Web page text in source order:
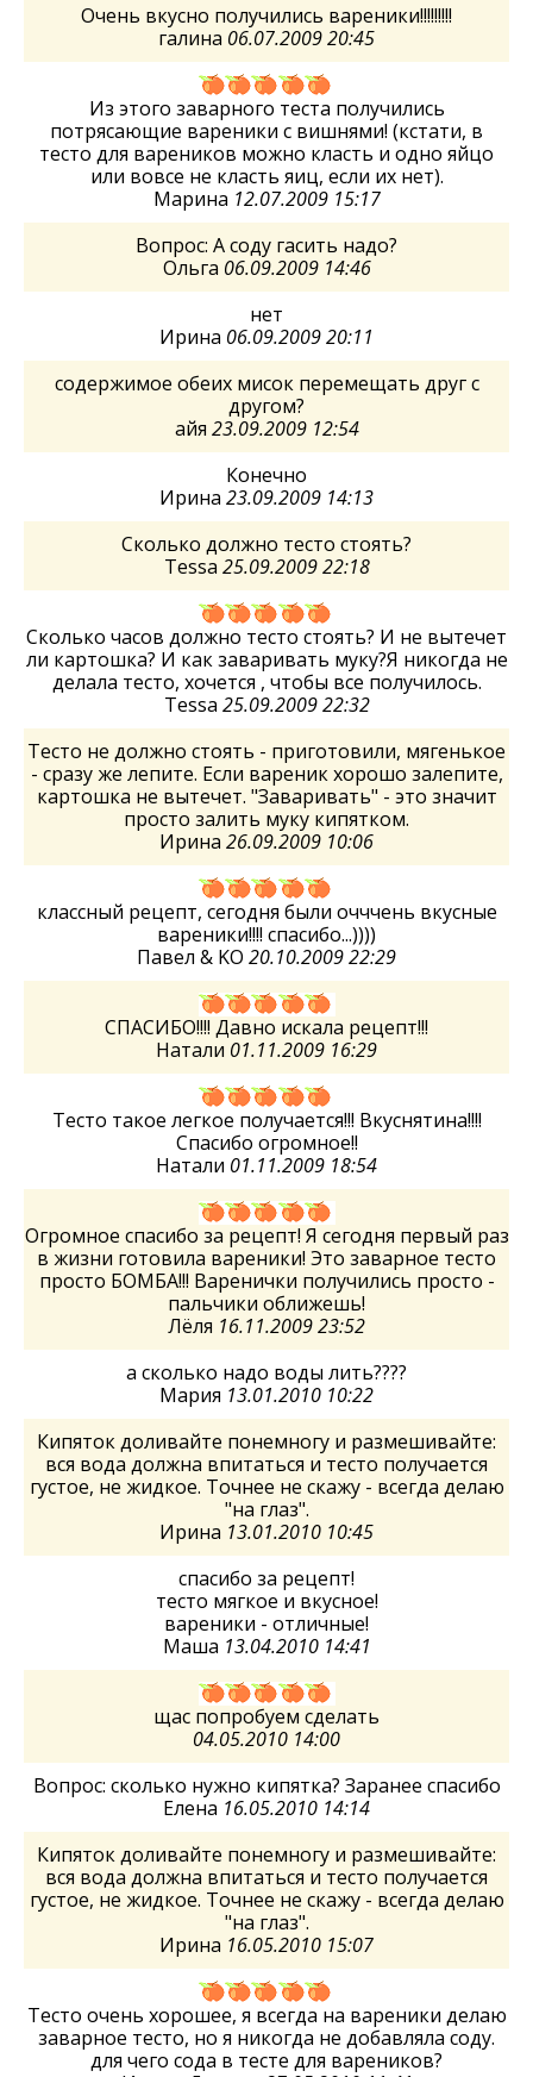
Очень вкусно получились вареники!!!!!!!!!
галина 06.07.2009 20:45
Из этого заварного теста получились
потрясающие вареники с вишнями! (кстати, в
тесто для вареников можно класть и одно яйцо
или вовсе не класть яиц, если их нет).
Марина 12.07.2009 15:17
Вопрос: А соду гасить надо?
Ольга 06.09.2009 14:46
нет
Ирина 06.09.2009 20:11
содержимое обеих мисок перемещать друг с
другом?
айя 23.09.2009 12:54
Конечно
Ирина 23.09.2009 14:13
Сколько должно тесто стоять?
Tessa 25.09.2009 22:18
Сколько часов должно тесто стоять? И не вытечет
ли картошка? И как заваривать муку?Я никогда не
делала тесто, хочется , чтобы все получилось.
Tessa 25.09.2009 22:32
Тесто не должно стоять - приготовили, мягенькое
- сразу же лепите. Если вареник хорошо залепите,
картошка не вытечет. "Заваривать" - это значит
просто залить муку кипятком.
Ирина 26.09.2009 10:06
классный рецепт, сегодня были очччень вкусные
вареники!!!! спасибо...))))
Павел & KO 20.10.2009 22:29
СПАСИБО!!!! Давно искала рецепт!!!
Натали 01.11.2009 16:29
Тесто такое легкое получается!!! Вкуснятина!!!!
Спасибо огромное!!
Натали 01.11.2009 18:54
Огромное спасибо за рецепт! Я сегодня первый раз
в жизни готовила вареники! Это заварное тесто
просто БОМБА!!! Варенички получились просто -
пальчики оближешь!
Лёля 16.11.2009 23:52
а сколько надо воды лить????
Мария 13.01.2010 10:22
Кипяток доливайте понемногу и размешивайте:
вся вода должна впитаться и тесто получается
густое, не жидкое. Точнее не скажу - всегда делаю
"на глаз".
Ирина 13.01.2010 10:45
спасибо за рецепт!
тесто мягкое и вкусное!
вареники - отличные!
Маша 13.04.2010 14:41
щас попробуем сделать
04.05.2010 14:00
Вопрос: сколько нужно кипятка? Заранее спасибо
Елена 16.05.2010 14:14
Кипяток доливайте понемногу и размешивайте:
вся вода должна впитаться и тесто получается
густое, не жидкое. Точнее не скажу - всегда делаю
"на глаз".
Ирина 16.05.2010 15:07
Тесто очень хорошее, я всегда на вареники делаю
заварное тесто, но я никогда не добавляла соду.
для чего сода в тесте для вареников?